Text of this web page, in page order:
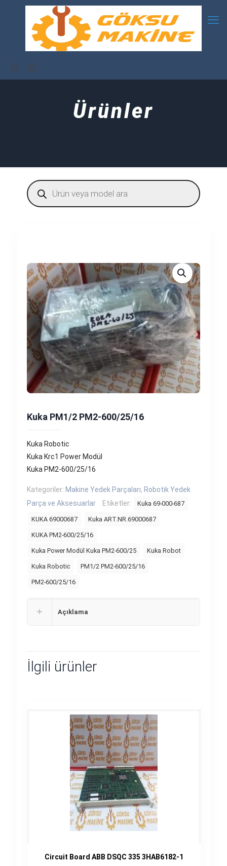
Ürünler
Products
search
Kuka PM1/2 PM2-600/25/16
Kuka Robotic
Kuka Krc1 Power Modül
Kuka PM2-600/25/16
Kategoriler: Makine Yedek Parçaları, Robotik Yedek
Parça ve Aksesuarlar
Etiketler: Kuka 69-000-687
KUKA 69000687 Kuka ART.NR.69000687
KUKA PM2-600/25/16
Kuka Power Modül Kuka PM2-600/25 Kuka Robot
Kuka Robotic PM1/2 PM2-600/25/16
PM2-600/25/16
Açıklama
İlgili ürünler
Circuit Board ABB DSQC 335 3HAB6182-1